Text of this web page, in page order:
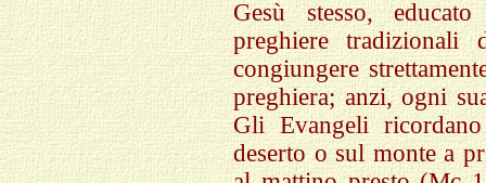
Gesù stesso,
preghiere tradizionali
congiungere
preghiera; anzi, ogni
Gli Evangeli
deserto o sul monte a